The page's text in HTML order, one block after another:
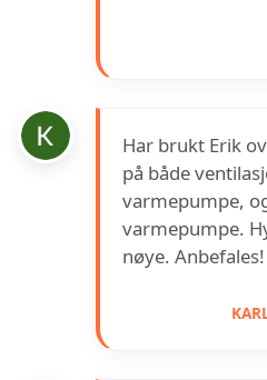
Har brukt Erik
på både
varmepumpe,
varmepumpe.
nøye. Anbefales!